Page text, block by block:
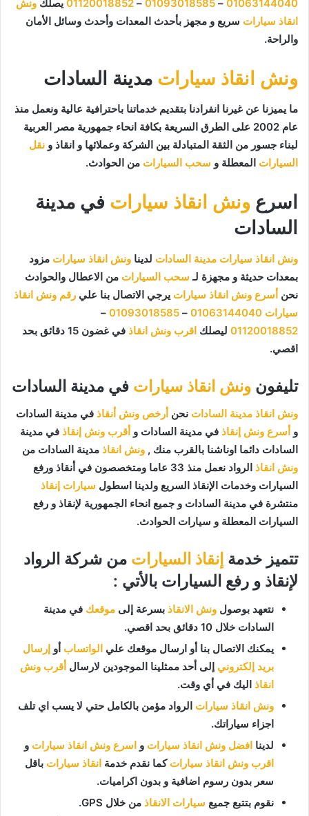
01063144040
–
01093018585
–
01120018852 يصلك ونش
انقاذ سيارات سريع و مجهز بأحدث المعدات وأحدث وسائل الأمان
والراحة.
ونش انقاذ سيارات مدينة السادات
ما يميزنا عن غيرنا انفرادنا بتقديم خدماتنا باحترافية عالية ونعمل منذ
عام 2002 على الطرق السريعة بكافة انحاء جمهورية مصر العربية
لبناء جسور من الثقة المتبادلة بين الشركة وعملائها و انقاذ و نقل
السيارات المعطلة و سحب السيارات من الحوادث.
اسرع ونش انقاذ سيارات في مدينة
السادات
ونش انقاذ سيارات مدينة السادات لدينا ونش انقاذ سيارات مزود
بمعدات حديثة و مجهزة لـ سحب السيارات من الاعطال والحوادث
نحن أسرع ونش انقاذ سيارات يرجي الاتصال بنا علي رقم ونش انقاذ
سيارات 01063144040
–
01093018585
–
01120018852 ليصلك اقرب ونش انقاذ
في غضون 15 دقائق بحد
اقصي.
تليفون ونش انقاذ سيارات في مدينة السادات
ونش انقاذ مدينة السادات نحن أرخص ونش أنقاذ في مدينة السادات
و أسرع ونش إنقاذ في مدينة السادات و أقرب ونش إنقاذ في مدينة
السادات دائما اوناشنا بالقرب منك , ونش انقاذ مدينة السادات من
ونش انقاذ
الرواد نعمل منذ 33 عاما ومتخصصون في أنقاذ ورفع
السيارات وخدمات الإنقاذ السريع ولدينا اسطول سيارات إنقاذ
منتشرة في مدينة السادات و جميع انحاء الجمهورية لإنقاذ و رفع
السيارات المعطلة و سيارات الحوادث.
تتميز خدمة إنقاذ السيارات من شركة الرواد
لإنقاذ و رفع السيارات بالأتي :
نتعهد بوصول ونش الانقاذ بسرعة إلى موقعك في مدينة
السادات خلال 10 دقائق بحد اقصي.
يمكنك الاتصال بنا أو ارسال موقعك علي الواتساب أو إرسال
بريد إلكتروني إلى أحد ممثلينا الموجودين لارسال أقرب ونش
انقاذ اليك في أي وقت.
ونش انقاذ سيارات الرواد مؤمن بالكامل حتي لا يسب اي تلف
اجزاء سياراتك.
لدينا افضل ونش انقاذ سيارات و اسرع ونش انقاذ سيارات و
اقرب ونش انقاذ سيارات كما نقدم خدمة انقاذ سيارات باقل
سعر بدون رسوم اضافية و بدون اكراميات.
نقوم بتتبع جميع سيارات الانقاذ من خلال GPS.